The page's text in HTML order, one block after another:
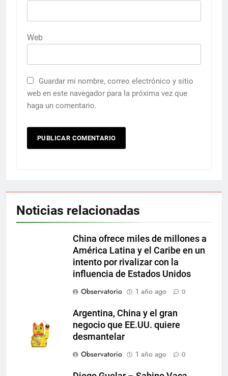
Web
Guardar mi nombre, correo electrónico y sitio
web en este navegador para la próxima vez que
haga un comentario.
Noticias relacionadas
China ofrece miles de millones a
América Latina y el Caribe en un
intento por rivalizar con la
influencia de Estados Unidos
Observatorio
1 año ago 0
Argentina, China y el gran
negocio que EE.UU. quiere
desmantelar
Observatorio
1 año ago 0